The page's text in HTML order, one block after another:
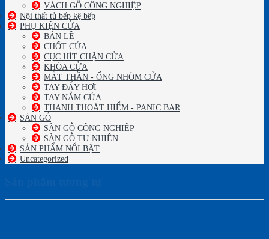
VÁCH GỖ CÔNG NGHIỆP
Nội thất tủ bếp kệ bếp
PHỤ KIỆN CỬA
BẢN LỀ
CHỐT CỬA
CỤC HÍT CHẶN CỬA
KHÓA CỬA
MẮT THẦN - ỐNG NHÒM CỬA
TAY ĐẨY HƠI
TAY NẮM CỬA
THANH THOÁT HIỂM - PANIC BAR
SÀN GỖ
SÀN GỖ CÔNG NGHIỆP
SÀN GỖ TỰ NHIÊN
SẢN PHẨM NỔI BẬT
Uncategorized